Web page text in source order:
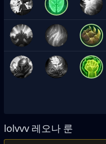
lolvvv 레오나 룬